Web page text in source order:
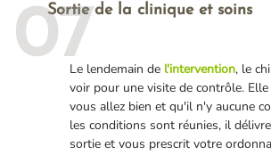
07
Sortie de la clinique et soins
Le lendemain de l'intervention, le
voir pour une visite de contrôle.
vous allez bien et qu'il n'y aucune
les conditions sont réunies, il
sortie et vous prescrit votre